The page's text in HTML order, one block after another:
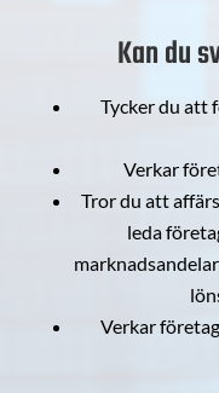
Kan du
Tycker du att
Verkar
Tror du att
leda
Verkar